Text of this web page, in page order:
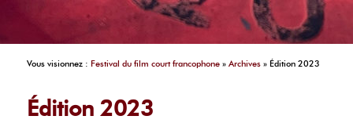
Vous visionnez :Festival du film court francophone »Archives »Édition 2023
Édition 2023